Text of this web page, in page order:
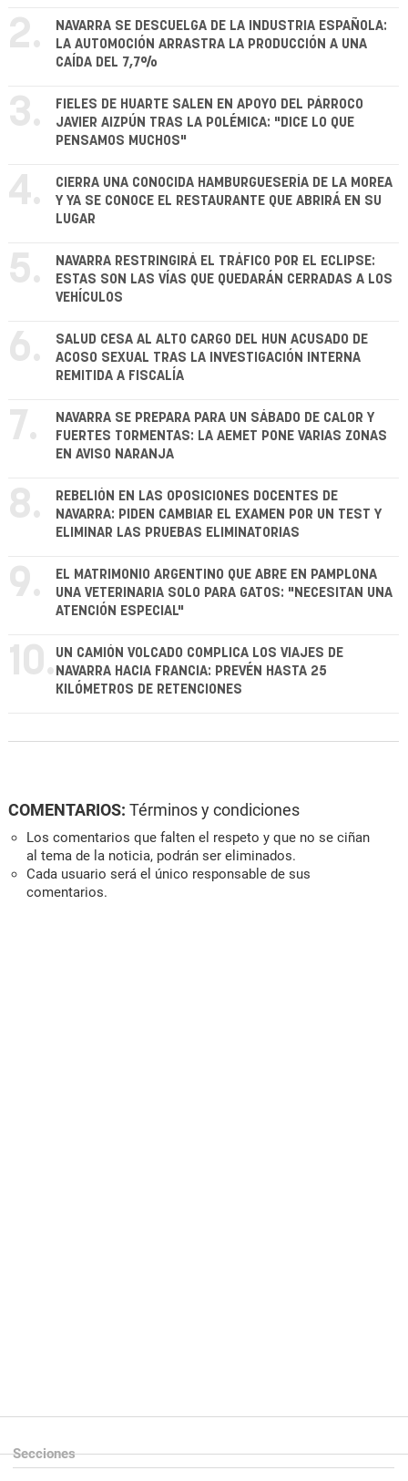
2.
NAVARRA SE DESCUELGA DE LA INDUSTRIA ESPAÑOLA:
LA AUTOMOCIÓN ARRASTRA LA PRODUCCIÓN A UNA
CAÍDA DEL 7,7%
3.
FIELES DE HUARTE SALEN EN APOYO DEL PÁRROCO
JAVIER AIZPÚN TRAS LA POLÉMICA: "DICE LO QUE
PENSAMOS MUCHOS"
4.
CIERRA UNA CONOCIDA HAMBURGUESERÍA DE LA MOREA
Y YA SE CONOCE EL RESTAURANTE QUE ABRIRÁ EN SU
LUGAR
5.
NAVARRA RESTRINGIRÁ EL TRÁFICO POR EL ECLIPSE:
ESTAS SON LAS VÍAS QUE QUEDARÁN CERRADAS A LOS
VEHÍCULOS
6.
SALUD CESA AL ALTO CARGO DEL HUN ACUSADO DE
ACOSO SEXUAL TRAS LA INVESTIGACIÓN INTERNA
REMITIDA A FISCALÍA
7.
NAVARRA SE PREPARA PARA UN SÁBADO DE CALOR Y
FUERTES TORMENTAS: LA AEMET PONE VARIAS ZONAS
EN AVISO NARANJA
8.
REBELIÓN EN LAS OPOSICIONES DOCENTES DE
NAVARRA: PIDEN CAMBIAR EL EXAMEN POR UN TEST Y
ELIMINAR LAS PRUEBAS ELIMINATORIAS
9.
EL MATRIMONIO ARGENTINO QUE ABRE EN PAMPLONA
UNA VETERINARIA SOLO PARA GATOS: "NECESITAN UNA
ATENCIÓN ESPECIAL"
10. UN CAMIÓN VOLCADO COMPLICA LOS VIAJES DE
NAVARRA HACIA FRANCIA: PREVÉN HASTA 25
KILÓMETROS DE RETENCIONES
COMENTARIOS: Términos y condiciones
Los comentarios que falten el respeto y que no se ciñan
al tema de la noticia, podrán ser eliminados.
Cada usuario será el único responsable de sus
comentarios.
Secciones